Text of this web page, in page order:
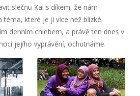
slečnu Kai s díkem, že nám
které je ji více než blízké.
denním chlebem, a právě ten dnes v
jejího vyprávění, ochutnáme.